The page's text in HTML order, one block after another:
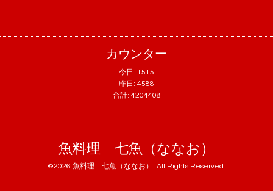
カウンター
今日: 1515
昨日: 4588
合計: 4204408
魚料理 七魚（ななお）
©2026 魚料理 七魚（ななお） . All Rights Reserved.